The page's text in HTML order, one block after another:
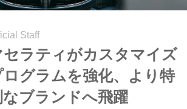
Staff
セラティがカスタマイズ
ログラムを強化、より特
なブランドへ飛躍